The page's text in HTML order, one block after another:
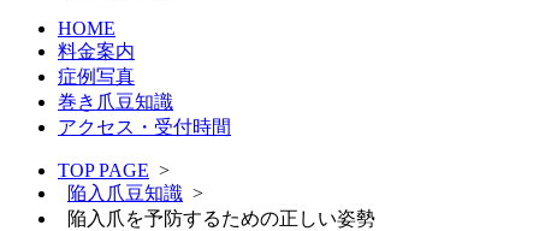
HOME
料金案内
症例写真
巻き爪豆知識
アクセス・受付時間
TOP PAGE >
陥入爪豆知識 >
陥入爪を予防するための正しい姿勢